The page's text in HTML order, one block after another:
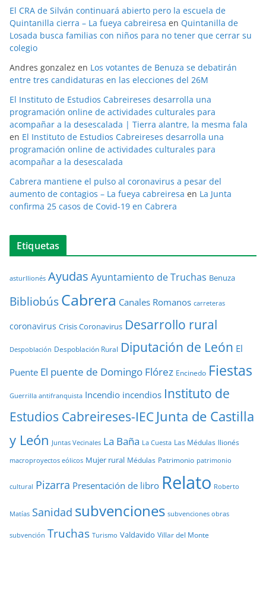
El CRA de Silván continuará abierto pero la escuela de
Quintanilla cierra – La fueya cabreiresa en Quintanilla de
Losada busca familias con niños para no tener que cerrar su
colegio
Andres gonzalez en Los votantes de Benuza se debatirán
entre tres candidaturas en las elecciones del 26M
El Instituto de Estudios Cabreireses desarrolla una
programación online de actividades culturales para
acompañar a la desescalada | Tierra alantre, la mesma fala
en El Instituto de Estudios Cabreireses desarrolla una
programación online de actividades culturales para
acompañar a la desescalada
Cabrera mantiene el pulso al coronavirus a pesar del
aumento de contagios – La fueya cabreiresa en La Junta
confirma 25 casos de Covid-19 en Cabrera
Etiquetas
asturllionés Ayudas Ayuntamiento de Truchas Benuza
BibliobúsCabrera Canales Romanos carreteras
coronavirus Crisis Coronavirus Desarrollo rural
Despoblación Despoblación Rural Diputación de León El
Puente El puente de Domingo Flórez Encinedo Fiestas
Guerrilla antifranquista Incendio incendios Instituto de
Estudios Cabreireses-IEC Junta de Castilla
y León Juntas Vecinales La Baña La Cuesta Las Médulas llionés
macroproyectos eólicos Mujer rural Médulas Patrimonio patrimonio
cultural Pizarra Presentación de libro Relato Roberto
Matías Sanidad subvenciones subvenciones obras
subvención Truchas Turismo Valdavido Villar del Monte